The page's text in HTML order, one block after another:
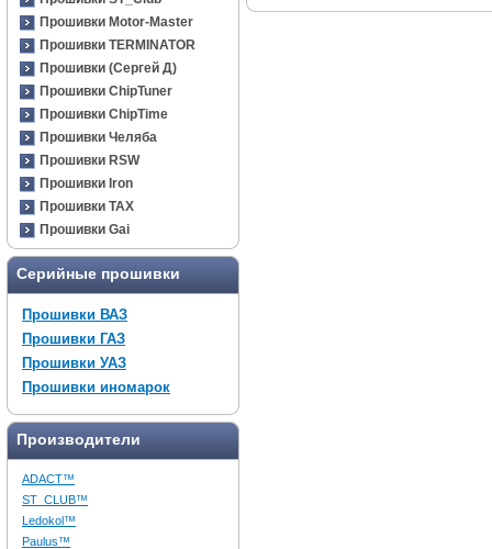
Прошивки Motor-Master
Прошивки TERMINATOR
Прошивки (Сергей Д)
Прошивки ChipTuner
Прошивки ChipTime
Прошивки Челяба
Прошивки RSW
Прошивки Iron
Прошивки TAX
Прошивки Gai
Серийные прошивки
Прошивки ВАЗ
Прошивки ГАЗ
Прошивки УАЗ
Прошивки иномарок
Производители
ADACT™
ST_CLUB™
Ledokol™
Paulus™